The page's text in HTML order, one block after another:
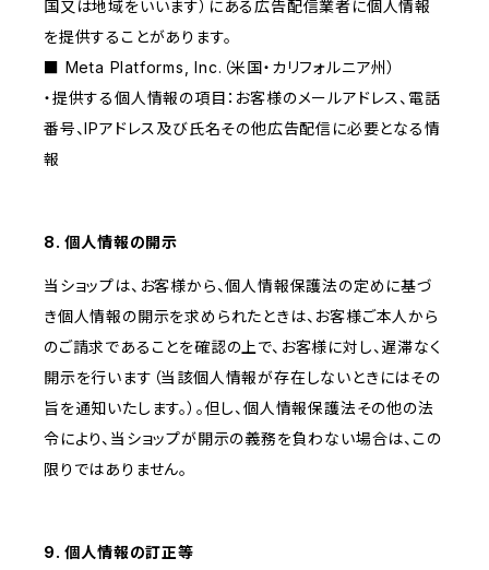
国又は地域をいいます）にある広告配信業者に個人情報
を提供することがあります。
■ Meta Platforms, Inc.（米国・カリフォルニア州）
・提供する個人情報の項目：お客様のメールアドレス、電話
番号、IPアドレス及び氏名その他広告配信に必要となる情
報
8. 個人情報の開示
当ショップは、お客様から、個人情報保護法の定めに基づ
き個人情報の開示を求められたときは、お客様ご本人から
のご請求であることを確認の上で、お客様に対し、遅滞なく
開示を行います（当該個人情報が存在しないときにはその
旨を通知いたします。）。但し、個人情報保護法その他の法
令により、当ショップが開示の義務を負わない場合は、この
限りではありません。
9. 個人情報の訂正等